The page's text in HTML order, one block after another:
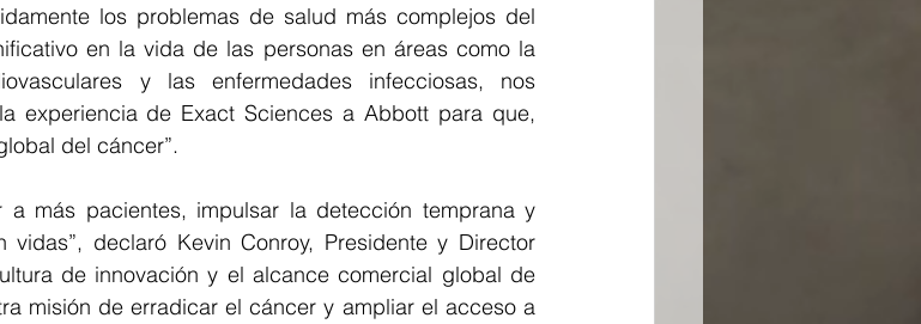
los problemas de salud más complejos del
en la vida de las personas en áreas como la
y las enfermedades infecciosas, nos
experiencia de Exact Sciences a Abbott para que,
del cáncer”.
a más pacientes, impulsar la detección temprana y
vidas”, declaró Kevin Conroy, Presidente y Director
de innovación y el alcance comercial global de
misión de erradicar el cáncer y ampliar el acceso a